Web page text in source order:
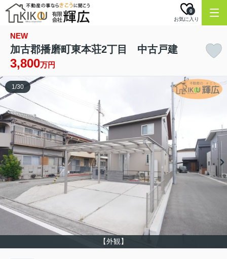
お気に入り
0
NEW
加古郡播磨町東本荘2丁目 中古戸建
3,800万円
【外観】
1/30